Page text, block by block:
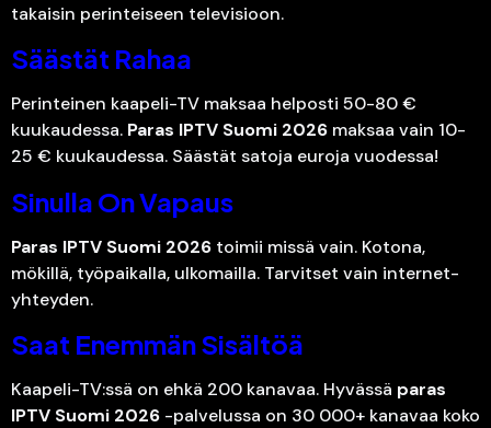
takaisin perinteiseen televisioon.
Säästät Rahaa
Perinteinen kaapeli-TV maksaa helposti 50-80 €
kuukaudessa. Paras IPTV Suomi 2026 maksaa vain 10-
25 € kuukaudessa. Säästät satoja euroja vuodessa!
Sinulla On Vapaus
Paras IPTV Suomi 2026 toimii missä vain. Kotona,
mökillä, työpaikalla, ulkomailla. Tarvitset vain internet-
yhteyden.
Saat Enemmän Sisältöä
Kaapeli-TV:ssä on ehkä 200 kanavaa. Hyvässä paras
IPTV Suomi 2026 -palvelussa on 30 000+ kanavaa koko